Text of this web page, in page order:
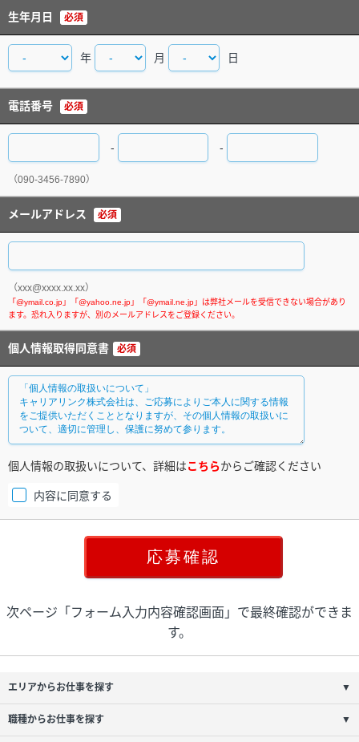
生年月日 必須
年 月 日
電話番号 必須
- -
（090-3456-7890）
メールアドレス 必須
（xxx@xxxx.xx.xx）
個人情報取得同意書 必須
個人情報の取扱いについて、詳細はこちらからご確認ください
内容に同意する
次ページ「フォーム入力内容確認画面」で最終確認ができま
す。
エリアからお仕事を探す ▼
職種からお仕事を探す ▼